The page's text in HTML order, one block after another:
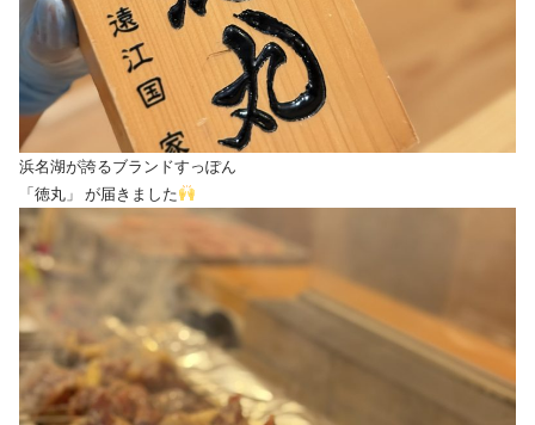
浜名湖が誇るブランドすっぽん
「徳丸」 が届きました